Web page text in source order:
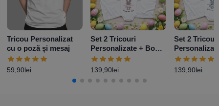
Tricou Personalizat
cu o poză și mesaj
59,90lei
Set 2 Tricouri
Personalizate + Body
– Primul Paște Baby
Girl
139,90lei
Set 2
– Primul
Boy
139,90lei